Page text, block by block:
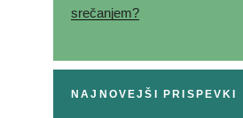
srečanjem?
NAJNOVEJŠI PRISPEVKI